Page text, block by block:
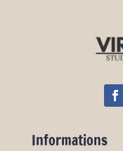
Informations